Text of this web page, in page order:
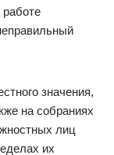
значения,
на собраниях
лиц
их